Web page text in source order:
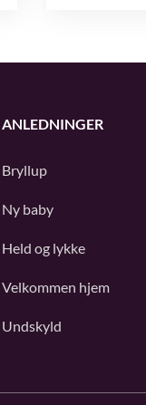
ANLEDNINGER
Bryllup
Ny baby
Held og lykke
Velkommen hjem
Undskyld